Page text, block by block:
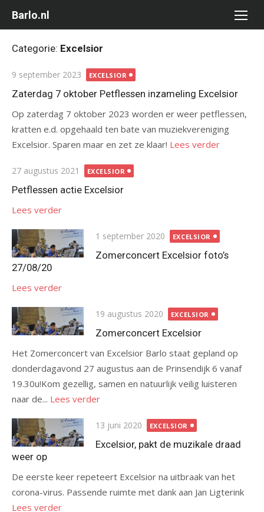
naar
inhoud
Barlo.nl
Categorie: Excelsior
Gepubliceerd
op
9 september 2023 EXCELSIOR
Zaterdag 7 oktober Petflessen inzameling Excelsior
Op zaterdag 7 oktober 2023 worden er weer petflessen,
kratten e.d. opgehaald ten bate van muziekvereniging
Excelsior. Sparen maar en zet ze klaar! Lees verder
Gepubliceerd
op
27 augustus 2021 EXCELSIOR
Petflessen actie Excelsior
Lees verder
Gepubliceerd
op
1 september 2020 EXCELSIOR
Zomerconcert Excelsior foto’s
27/08/20
Lees verder
Gepubliceerd
op
19 augustus 2020 EXCELSIOR
Zomerconcert Excelsior
Het Zomerconcert van Excelsior Barlo staat gepland op
donderdagavond 27 augustus aan de Prinsendijk 6 vanaf
19.30u!Kom gezellig, samen en natuurlijk veilig luisteren
naar de... Lees verder
Gepubliceerd
op
13 juni 2020 EXCELSIOR
Excelsior, pakt de muzikale draad
weer op
De eerste keer repeteert Excelsior na uitbraak van het
corona-virus. Passende ruimte met dank aan Jan Ligterink
Lees verder